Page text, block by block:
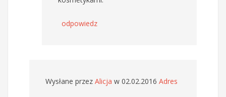
odpowiedz
Wysłane przez Alicja w 02.02.2016 Adres